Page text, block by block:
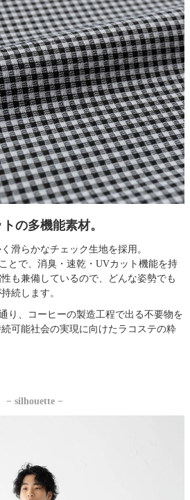
の多機能素材。
滑らかなチェック生地を採用。
とで、消臭・速乾・UVカット機能を持
も兼備しているので、どんな姿勢でも
続します。
り、コーヒーの製造工程で出る不要物を
可能社会の実現に向けたラコステの粋
− silhouette −